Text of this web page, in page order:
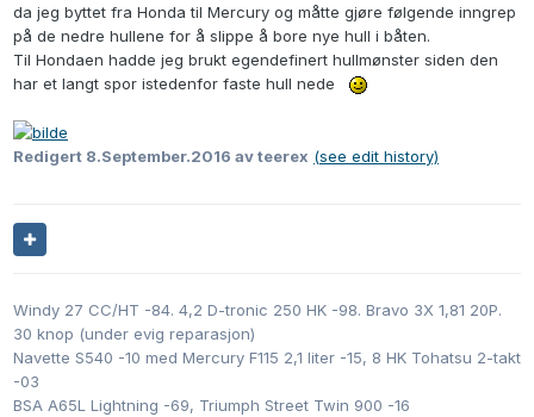
da jeg byttet fra Honda til Mercury og måtte gjøre følgende inngrep
på de nedre hullene for å slippe å bore nye hull i båten.
Til Hondaen hadde jeg brukt egendefinert hullmønster siden den
har et langt spor istedenfor faste hull nede
Redigert 8.September.2016 av teerex (see edit history)
Windy 27 CC/HT -84. 4,2 D-tronic 250 HK -98. Bravo 3X 1,81 20P.
30 knop (under evig reparasjon)
Navette S540 -10 med Mercury F115 2,1 liter -15, 8 HK Tohatsu 2-takt
-03
BSA A65L Lightning -69, Triumph Street Twin 900 -16